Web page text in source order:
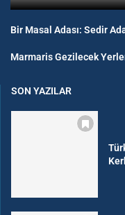
Bir Masal Adası: Sedir
Marmaris Gezilecek
SON YAZILAR